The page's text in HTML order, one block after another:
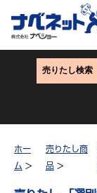
売りたし検索
ホー
ム >
売りたし商
品>